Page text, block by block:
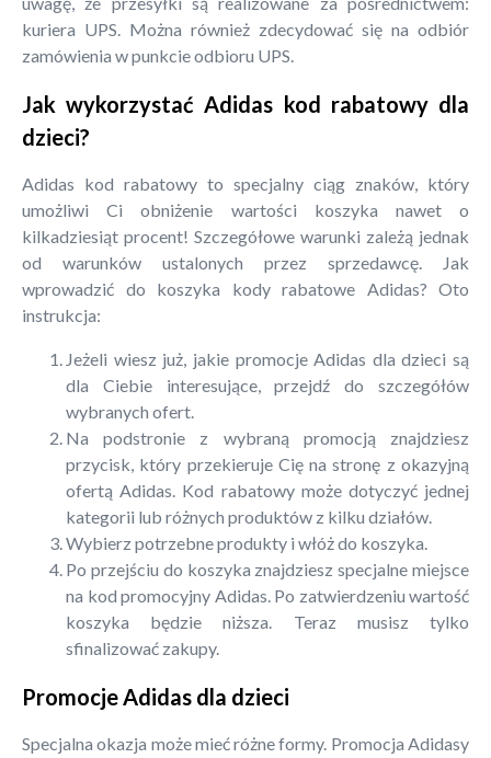
kuriera UPS. Można również zdecydować się na odbiór
zamówienia w punkcie odbioru UPS.
Jak wykorzystać Adidas kod rabatowy dla
dzieci?
Adidas kod rabatowy to specjalny ciąg znaków, który
umożliwi Ci obniżenie wartości koszyka nawet o
kilkadziesiąt procent! Szczegółowe warunki zależą jednak
od warunków ustalonych przez sprzedawcę. Jak
wprowadzić do koszyka kody rabatowe Adidas? Oto
instrukcja:
Jeżeli wiesz już, jakie promocje Adidas dla dzieci są
dla Ciebie interesujące, przejdź do szczegółów
wybranych ofert.
Na podstronie z wybraną promocją znajdziesz
przycisk, który przekieruje Cię na stronę z okazyjną
ofertą Adidas. Kod rabatowy może dotyczyć jednej
kategorii lub różnych produktów z kilku działów.
Wybierz potrzebne produkty i włóż do koszyka.
Po przejściu do koszyka znajdziesz specjalne miejsce
na kod promocyjny Adidas. Po zatwierdzeniu wartość
koszyka będzie niższa. Teraz musisz tylko
sfinalizować zakupy.
Promocje Adidas dla dzieci
Specjalna okazja może mieć różne formy. Promocja Adidasy